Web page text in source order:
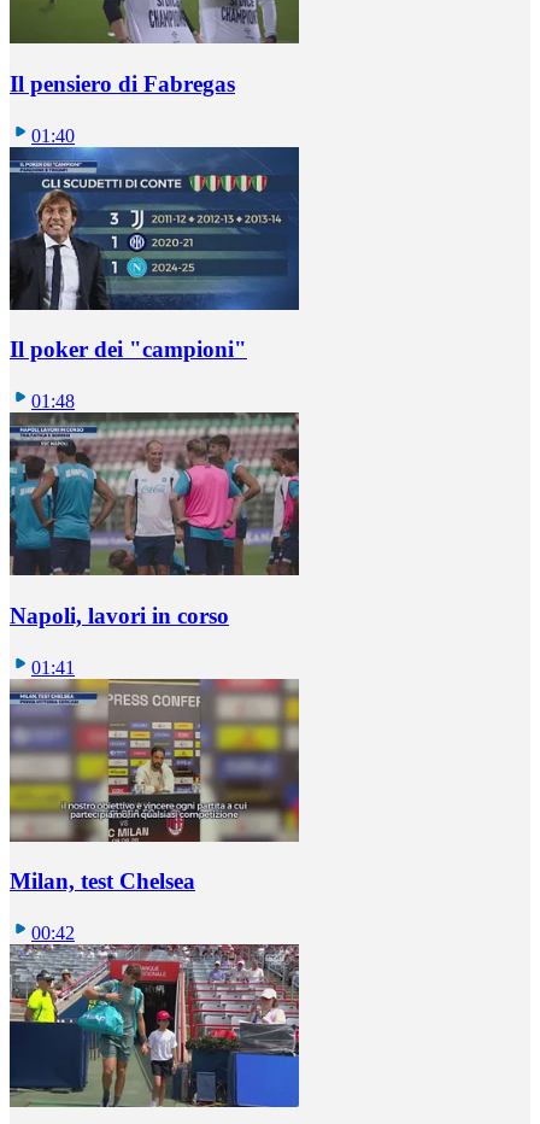
Il pensiero di Fabregas
01:40
Il poker dei "campioni"
01:48
Napoli, lavori in corso
01:41
Milan, test Chelsea
00:42